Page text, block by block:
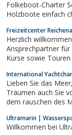
Folkeboot-Charter
Holzboote einfach
Freizeitcenter
Herzlich
Ansprechpartner für den Boots- &
Kurse sowie
International
Lieben Sie das Meer, die Ruhe, die Geborgenheit und die Stille?
Träumen auch Sie von
dem rauschen des
das tun, wozu Sie Lust haben? Was jedoch wenn nicht genügend
Geld für eine
Ultramarin |